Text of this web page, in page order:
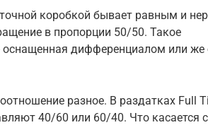
коробкой бывает равным и
в пропорции 50/50. Такое
оснащенная дифференциалом или же
разное. В раздатках Full
40/60 или 60/40. Что касается